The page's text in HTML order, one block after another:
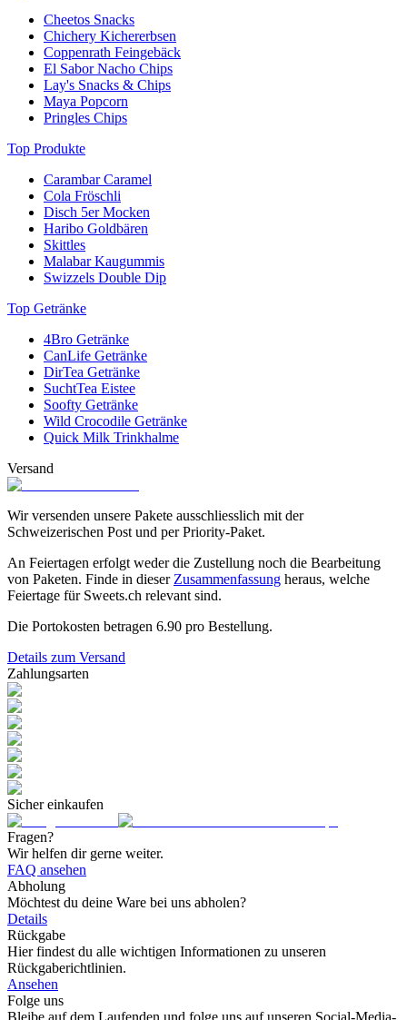
Cheetos Snacks
Chichery Kichererbsen
Coppenrath Feingebäck
El Sabor Nacho Chips
Lay's Snacks & Chips
Maya Popcorn
Pringles Chips
Top Produkte
Carambar Caramel
Cola Fröschli
Disch 5er Mocken
Haribo Goldbären
Skittles
Malabar Kaugummis
Swizzels Double Dip
Top Getränke
4Bro Getränke
CanLife Getränke
DirTea Getränke
SuchtTea Eistee
Soofty Getränke
Wild Crocodile Getränke
Quick Milk Trinkhalme
Versand
Wir versenden unsere Pakete ausschliesslich mit der
Schweizerischen Post und per Priority-Paket.
An Feiertagen erfolgt weder die Zustellung noch die Bearbeitung
von Paketen. Finde in dieser Zusammenfassung heraus, welche
Feiertage für Sweets.ch relevant sind.
Die Portokosten betragen 6.90 pro Bestellung.
Details zum Versand
Zahlungsarten
Sicher einkaufen
Fragen?
Wir helfen dir gerne weiter.
FAQ ansehen
Abholung
Möchtest du deine Ware bei uns abholen?
Details
Rückgabe
Hier findest du alle wichtigen Informationen zu unseren
Rückgaberichtlinien.
Ansehen
Folge uns